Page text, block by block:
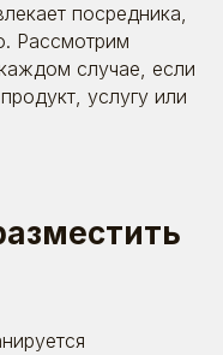
посредника,
Рассмотрим
случае, если
услугу или